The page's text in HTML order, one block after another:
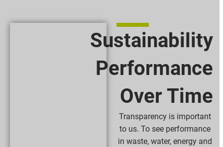
Sustainability
Performance
Over Time
Transparency is important
to us. To see performance
in waste, water, energy and